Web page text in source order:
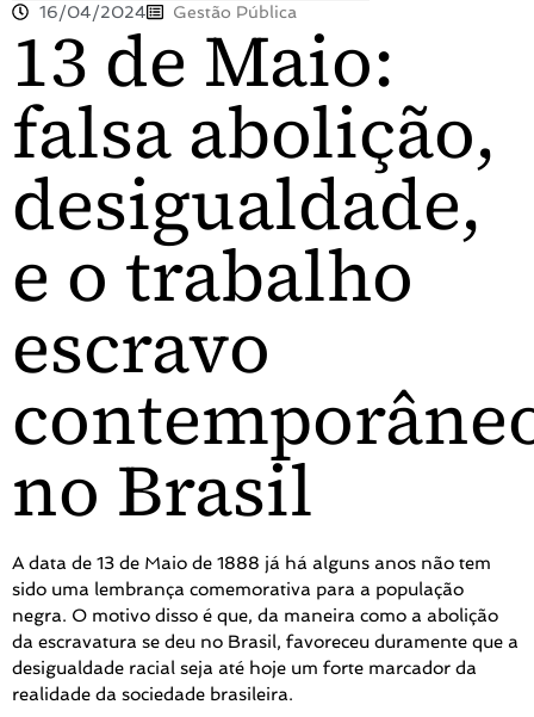
16/04/2024 Gestão Pública
13 de Maio:
falsa abolição,
desigualdade,
e o trabalho
escravo
no Brasil
A data de 13 de Maio de 1888 já há alguns anos não tem
sido uma lembrança comemorativa para a população
negra. O motivo disso é que, da maneira como a abolição
da escravatura se deu no Brasil, favoreceu duramente que a
desigualdade racial seja até hoje um forte marcador da
realidade da sociedade brasileira.